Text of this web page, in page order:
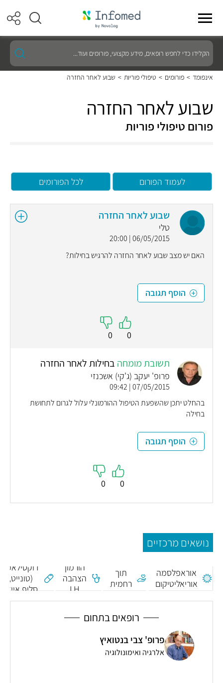
הקלידו
כדי
לחפש
רופאים,
מידע
ועוד...
אינפומד > פורומים > טיפולי פוריות > שבוע לאחר החזרה
שבוע לאחר החזרה
פורום טיפולי פוריות
לעמוד הפורום לכל הפורומים
שבוע לאחר החזרה
טלי
06/05/2015 | 20:00
האם יש מצב שבוע לאחר החזרה להרגיש בחילות?
הוסף תגובה
0
0
תשובת מומחה בחילות לאחר החזרה
פרופ' יעקב (ג'קי) אשכנזי
07/05/2015 | 09:42
בהחלט יתכן שהשפעת הטיפול ההורמונלי עלול לגרום לתחושת
בחילה
הוסף תגובה
0
0
נושאים מרכזיים
אוראפלסמה
אוריאליטיקום
תוך
רחמית
IUI
הורמון
הצהבה
LH
דוקסילאמין
(טונייט,
סליפ אייד)
רופאים בתחום
פרופ' צבי בנטואיץ
אלרגיה ואימונולוגיה